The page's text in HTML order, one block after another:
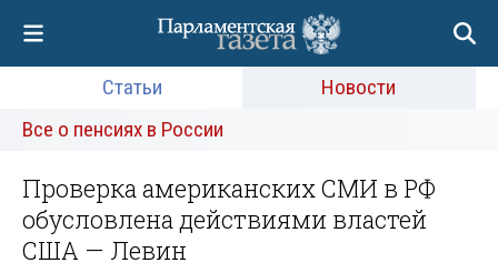
Статьи
Новости
Все о пенсиях в России
Проверка американских СМИ в РФ
обусловлена действиями властей
США — Левин